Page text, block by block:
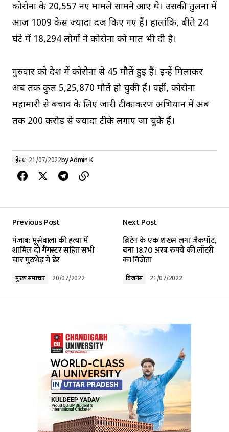
कोरोना के 20,557 नए मामले सामने आए थे। उसकी तुलना में
आज 1009 केस ज्यादा दर्ज किए गए हैं। हालांकि, बीते 24
घंटे में 18,294 लोगों ने कोरोना को मात भी दी है।
गुरुवार को देश में कोरोना से 45 मौतें हुई हैं। इन्हें मिलाकर
अब तक कुल 5,25,870 मौतें हो चुकी हैं। वहीं, कोरोना
महामारी से बचाव के लिए जारी टीकाकरण अभियान में अब
तक 200 करोड़ से ज्यादा टीके लगाए जा चुके हैं।
हेल्थ 21/07/2022byAdmin K
Previous Post
पंजाब: मूसेवाला की हत्या में
शामिल दो गैंगस्टर सहित सभी
चार मुठभेड़ में ढेर
मुख्य समाचार 20/07/2022
Next Post
ब्रिटेन के एक शख्स लगा जैकपॉट,
बना 18.70 अरब रुपये की लॉटरी
का विजेता
बिजनेस 21/07/2022